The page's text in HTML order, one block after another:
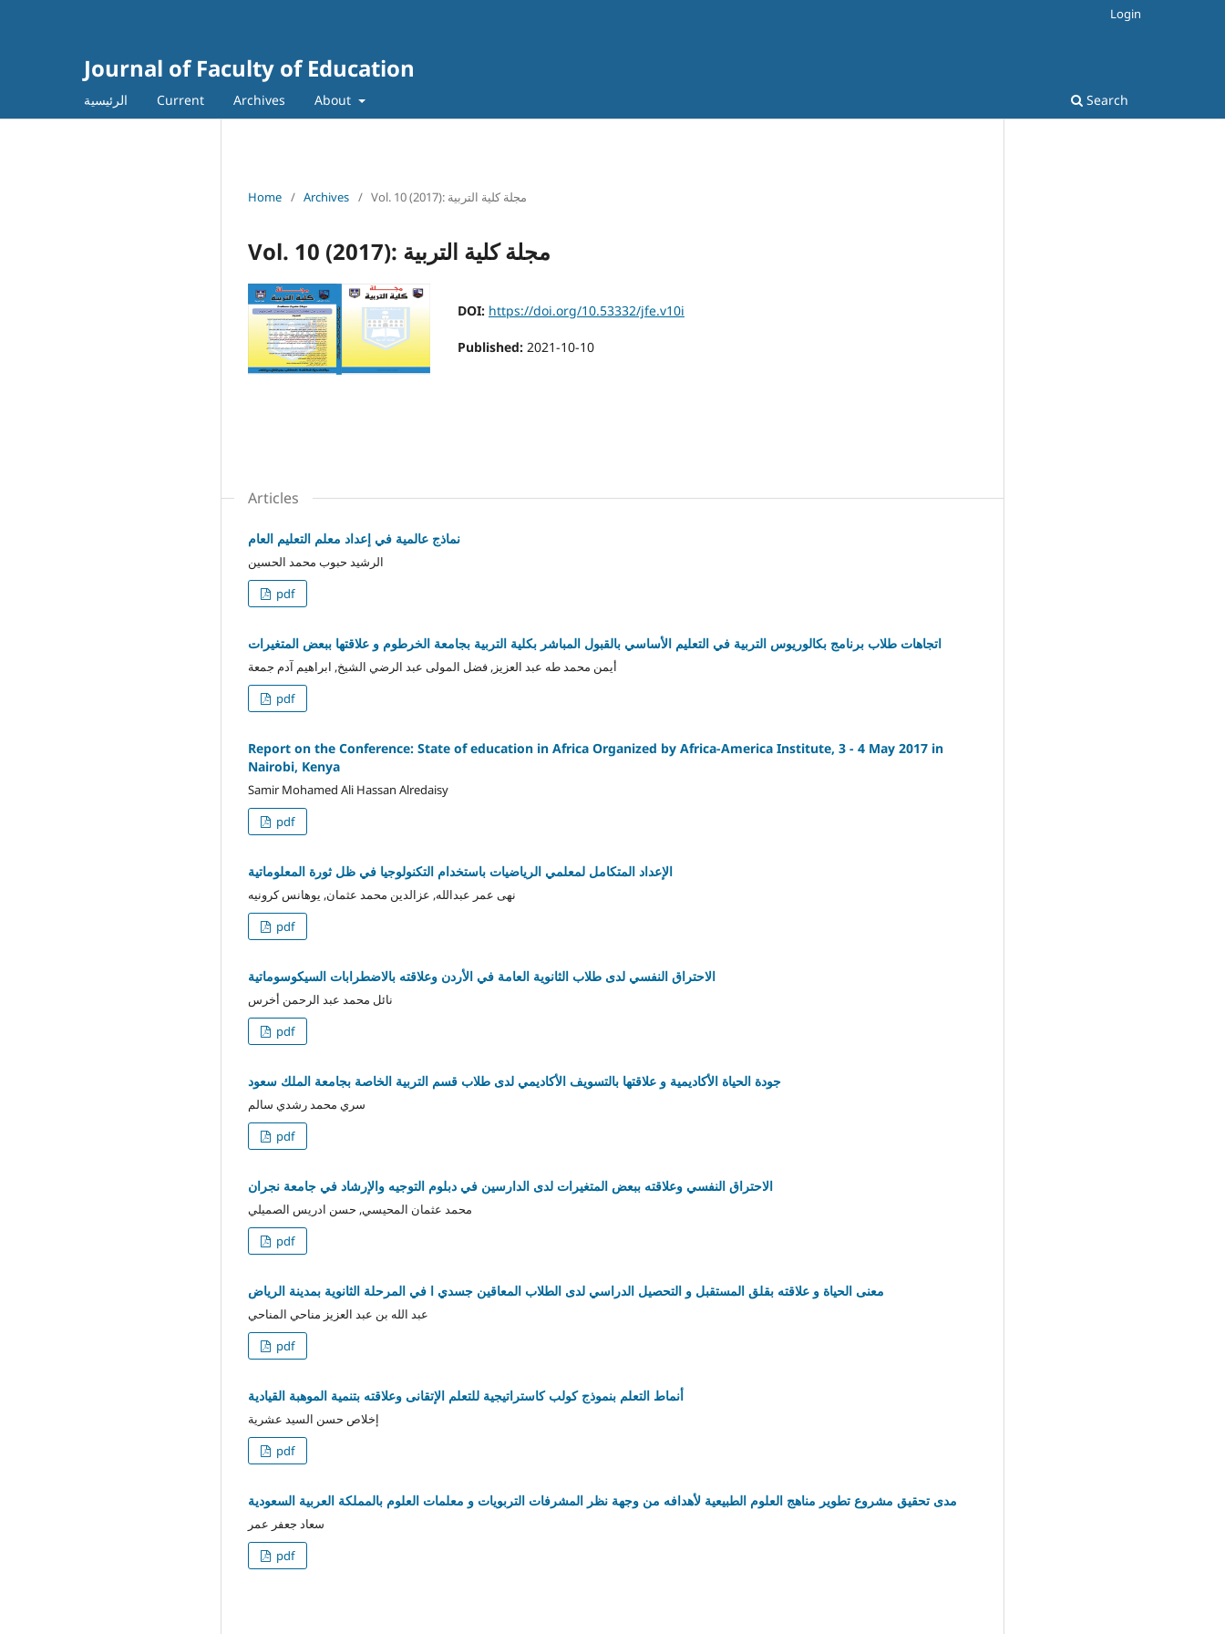
Journal of Faculty of Education
الرئيسية Current Archives About Search
Login
Home / Archives / Vol. 10 (2017): مجلة كلية التربية
Vol. 10 (2017): مجلة كلية التربية
DOI: https://doi.org/10.53332/jfe.v10i
Published: 2021-10-10
Articles
نماذج عالمية في إعداد معلم التعليم العام
الرشيد حبوب محمد الحسين
pdf
اتجاهات طلاب برنامج بكالوريوس التربية في التعليم الأساسي بالقبول المباشر بكلية التربية بجامعة الخرطوم و علاقتها ببعض المتغيرات
أيمن محمد طه عبد العزيز, فضل المولى عبد الرضي الشيخ, ابراهيم آدم جمعة
pdf
Report on the Conference: State of education in Africa Organized by Africa-America Institute, 3 - 4 May 2017 in
Nairobi, Kenya
Samir Mohamed Ali Hassan Alredaisy
pdf
الإعداد المتكامل لمعلمي الرياضيات باستخدام التكنولوجيا في ظل ثورة المعلوماتية
نهى عمر عبدالله, عزالدين محمد عثمان, يوهانس كرونيه
pdf
الاحتراق النفسي لدى طلاب الثانوية العامة في الأردن وعلاقته بالاضطرابات السيكوسوماتية
نائل محمد عبد الرحمن أخرس
pdf
جودة الحياة الأكاديمية و علاقتها بالتسويف الأكاديمي لدى طلاب قسم التربية الخاصة بجامعة الملك سعود
سري محمد رشدي سالم
pdf
الاحتراق النفسي وعلاقته ببعض المتغيرات لدى الدارسين في دبلوم التوجيه والإرشاد في جامعة نجران
محمد عثمان المحيسي, حسن ادريس الصميلي
pdf
معنى الحياة و علاقته بقلق المستقبل و التحصيل الدراسي لدى الطلاب المعاقين جسدي ا في المرحلة الثانوية بمدينة الرياض
عبد الله بن عبد العزيز مناحي المناحي
pdf
أنماط التعلم بنموذج كولب كاستراتيجية للتعلم الإتقانى وعلاقته بتنمية الموهبة القيادية
إخلاص حسن السيد عشرية
pdf
مدى تحقيق مشروع تطوير مناهج العلوم الطبيعية لأهدافه من وجهة نظر المشرفات التربويات و معلمات العلوم بالمملكة العربية السعودية
سعاد جعفر عمر
pdf